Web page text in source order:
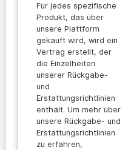
Für jedes spezifische
Produkt, das über
unsere Plattform
gekauft wird, wird ein
Vertrag erstellt, der
die Einzelheiten
unserer Rückgabe-
und
Erstattungsrichtlinien
enthält. Um mehr über
unsere Rückgabe- und
Erstattungsrichtlinien
zu erfahren,